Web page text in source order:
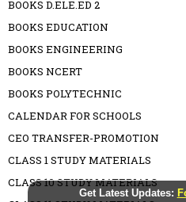
Get Latest Updates:
BOOKS D.ELE.ED 2
BOOKS EDUCATION
BOOKS ENGINEERING
BOOKS NCERT
BOOKS POLYTECHNIC
CALENDAR FOR SCHOOLS
CEO TRANSFER-PROMOTION
CLASS 1 STUDY MATERIALS
CLASS 10 STUDY MATERIALS